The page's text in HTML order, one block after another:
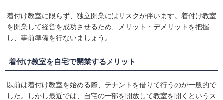
着付け教室に限らず、独立開業にはリスクが伴います。着付け教室
を開業して経営を成功させるため、メリット・デメリットを把握
し、事前準備を行ないましょう。
着付け教室を自宅で開業するメリット
以前は着付け教室を始める際、テナントを借りて行うのが一般的で
した。しかし最近では、自宅の一部を開放して教室を開くというス